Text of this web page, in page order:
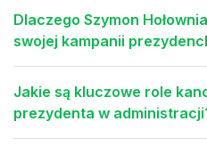
Dlaczego Szymon
swojej kampanii
Jakie są kluczowe role
prezydenta w